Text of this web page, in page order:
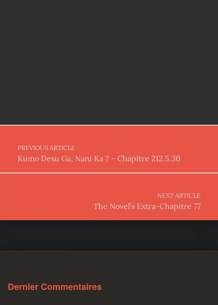
Post navigation
PREVIOUS ARTICLE
Kumo Desu Ga, Nani Ka ? – Chapitre 212.5.30
NEXT ARTICLE
The Novel’s Extra-Chapitre 77
Dernier Commentaires